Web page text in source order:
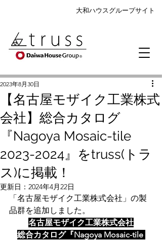
大和ハウスグループサイト
【名古屋モザイク工業株式
会社】総合カタログ
『Nagoya Mosaic-tile
2023-2024』をtruss(トラ
ス)に掲載！
2023年8月30日
更新日： 2024年4月22日
「名古屋モザイク工業株式会社」の製
品群を追加しました。
名古屋モザイク工業株式会社
総合カタログ『Nagoya Mosaic-tile